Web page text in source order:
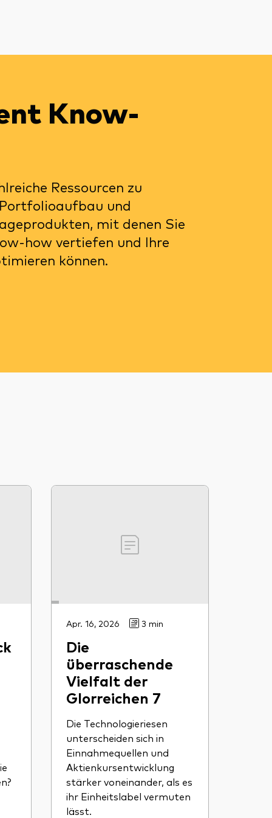
Know-
Ressourcen zu
und
mit denen Sie
how vertiefen und Ihre
können.
Apr. 16, 2026 3 min
Die
überraschende
Vielfalt der
Glorreichen 7
Die Technologieriesen
unterscheiden sich in
Einnahmequellen und
Aktienkursentwicklung
stärker voneinander, als es
ihr Einheitslabel vermuten
lässt.